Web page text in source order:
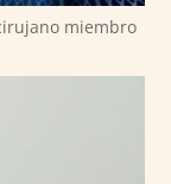
miembro